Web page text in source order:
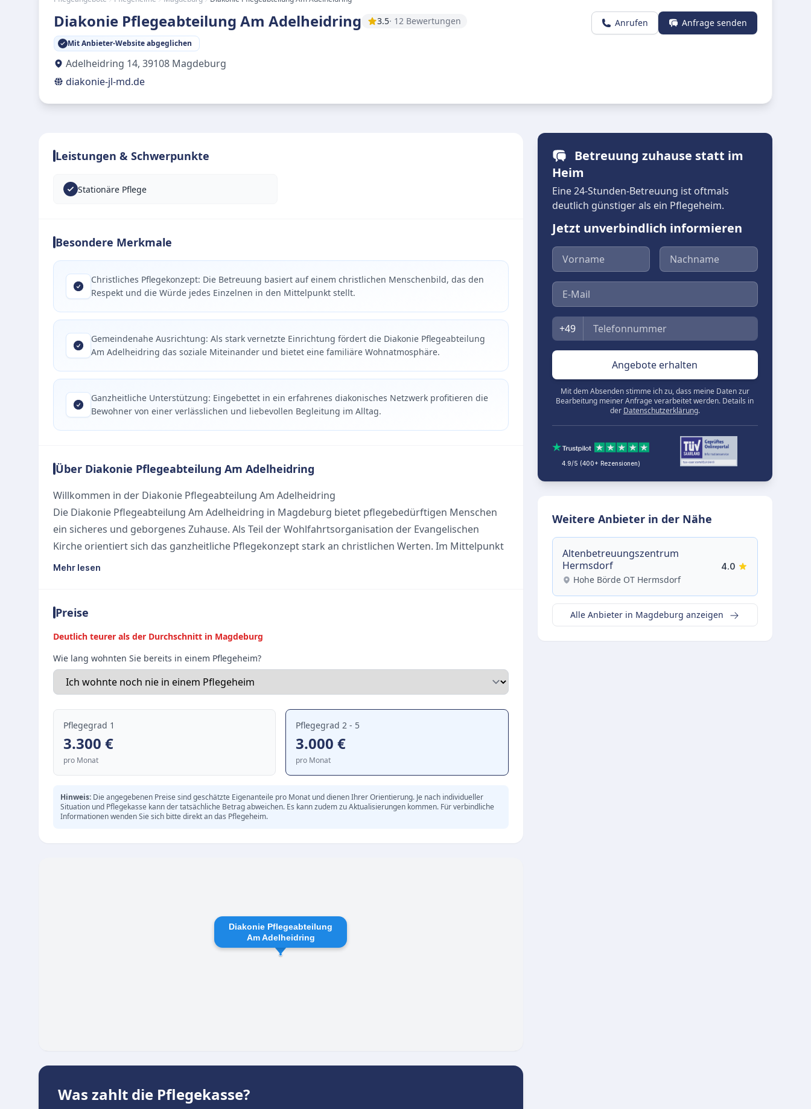
Diakonie Pflegeabteilung Am Adelheidring 3.5· 12 Bewertungen
Mit Anbieter-Website abgeglichen
Adelheidring 14, 39108 Magdeburg
diakonie-jl-md.de
Anrufen Anfrage senden
Leistungen & Schwerpunkte
Stationäre Pflege
Besondere Merkmale
Christliches Pflegekonzept: Die Betreuung basiert auf einem christlichen Menschenbild, das den
Respekt und die Würde jedes Einzelnen in den Mittelpunkt stellt.
Gemeindenahe Ausrichtung: Als stark vernetzte Einrichtung fördert die Diakonie Pflegeabteilung
Am Adelheidring das soziale Miteinander und bietet eine familiäre Wohnatmosphäre.
Ganzheitliche Unterstützung: Eingebettet in ein erfahrenes diakonisches Netzwerk profitieren die
Bewohner von einer verlässlichen und liebevollen Begleitung im Alltag.
Über Diakonie Pflegeabteilung Am Adelheidring
Willkommen in der Diakonie Pflegeabteilung Am Adelheidring
Die Diakonie Pflegeabteilung Am Adelheidring in Magdeburg bietet pflegebedürftigen Menschen
ein sicheres und geborgenes Zuhause. Als Teil der Wohlfahrtsorganisation der Evangelischen
Kirche orientiert sich das ganzheitliche Pflegekonzept stark an christlichen Werten. Im Mittelpunkt
des täglichen Handelns stehen der Respekt vor dem Einzelnen, die Akzeptanz der individuellen
der professionellen stationären Pflege legt die Diakonie Pflegeabteilung Am Adelheidring großen
Wert auf ein harmonisches soziales Miteinander. Die Bewohner profitieren von einer familiären
Alltag bereichert wird.
Stationäre Pflege mit christlichem Leitbild
Gemeindenahe und familiäre Wohnatmosphäre
Fokus auf Respekt, Würde und individuelle Förderung
Mehr lesen
Preise
Deutlich teurer als der Durchschnitt in Magdeburg
Wie lang wohnten Sie bereits in einem Pflegeheim?
Pflegegrad 1
3.300 €
pro Monat
Pflegegrad 2 - 5
3.000€
pro Monat
Hinweis: Die angegebenen Preise sind geschätzte Eigenanteile pro Monat und dienen Ihrer Orientierung. Je nach individueller
Situation und Pflegekasse kann der tatsächliche Betrag abweichen. Es kann zudem zu Aktualisierungen kommen. Für verbindliche
Informationen wenden Sie sich bitte direkt an das Pflegeheim.
Diakonie Pflegeabteilung
Am Adelheidring
Was zahlt die Pflegekasse?
Betreuung zuhause statt im
Heim
Eine 24-Stunden-Betreuung ist oftmals
deutlich günstiger als ein Pflegeheim.
Jetzt unverbindlich informieren
Vorname Nachname
E-Mail
Telefon
+49
Angebote erhalten
Mit dem Absenden stimme ich zu, dass meine Daten zur
Bearbeitung meiner Anfrage verarbeitet werden. Details in
der Datenschutzerklärung.
4.9/5 (400+ Rezensionen)
Weitere Anbieter in der Nähe
Altenbetreuungszentrum
Hermsdorf
Hohe Börde OT Hermsdorf
4.0
Alle Anbieter in Magdeburg anzeigen